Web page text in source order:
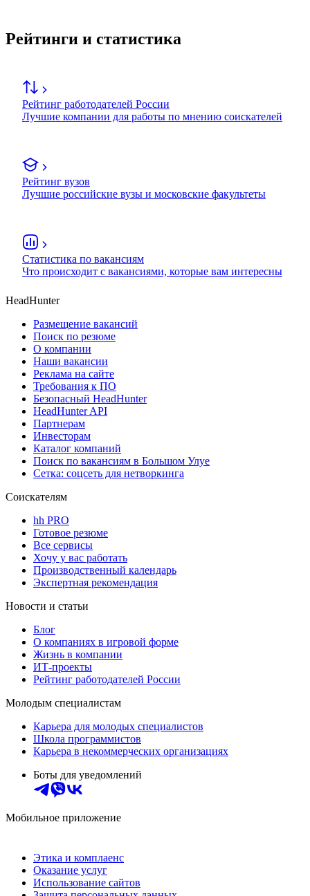
Рейтинги и статистика
Рейтинг работодателей России
Лучшие компании для работы по мнению соискателей
Рейтинг вузов
Лучшие российские вузы и московские факультеты
Статистика по вакансиям
Что происходит с вакансиями, которые вам интересны
HeadHunter
Размещение вакансий
Поиск по резюме
О компании
Наши вакансии
Реклама на сайте
Требования к ПО
Безопасный HeadHunter
HeadHunter API
Партнерам
Инвесторам
Каталог компаний
Поиск по вакансиям в Большом Улуе
Сетка: соцсеть для нетворкинга
Соискателям
hh PRO
Готовое резюме
Все сервисы
Хочу у вас работать
Производственный календарь
Экспертная рекомендация
Новости и статьи
Блог
О компаниях в игровой форме
Жизнь в компании
ИТ-проекты
Рейтинг работодателей России
Молодым специалистам
Карьера для молодых специалистов
Школа программистов
Карьера в некоммерческих организациях
Боты для уведомлений
Мобильное приложение
Этика и комплаенс
Оказание услуг
Использование сайтов